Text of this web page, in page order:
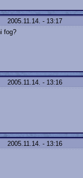
2005.11.14. - 13:17
fog?
2005.11.14. - 13:16
2005.11.14. - 13:16